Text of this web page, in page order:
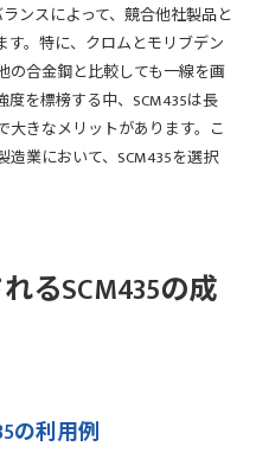
ンスによって、競合他社製品と
。特に、クロムとモリブデン
の合金鋼と比較しても一線を画
を標榜する中、SCM435は長
きなメリットがあります。こ
業において、SCM435を選択
るSCM435の成
の利用例